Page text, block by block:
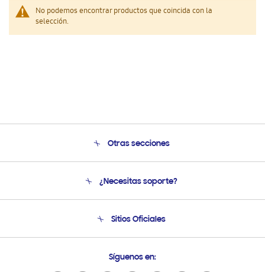
No podemos encontrar productos que coincida con la
selección.
Otras secciones
Soporte
¿Necesitas soporte?
Soporte vía eMail
Sitios Oficiales
Samsung Ecuador
Síguenos en: